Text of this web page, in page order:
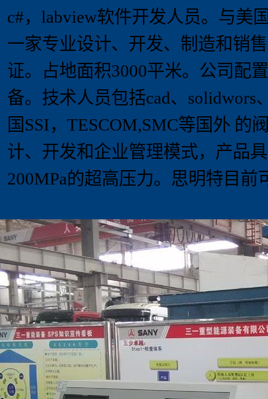
c#，labview软件开发人员。 与美
一家专业设计、开发、制造和销
证。占地面积3000平米。 公司配
备。技术人员包括cad、 solidwors
国 SSI，TESCOM,SMC等国外 的
计、开发和企业管理模式，产品
200MPa的超高压力。思明特目前